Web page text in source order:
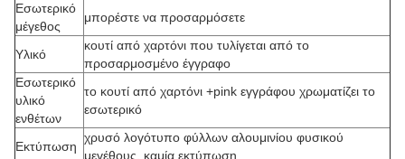
Εσωτερικό
μέγεθος
μπορέστε να προσαρμόσετε
Υλικό
κουτί από χαρτόνι που τυλίγεται από το
προσαρμοσμένο έγγραφο
Εσωτερικό
υλικό
ενθέτων
το κουτί από χαρτόνι +pink εγγράφου χρωματίζει το
εσωτερικό
Εκτύπωση
χρυσό λογότυπο φύλλων αλουμινίου φυσικού
μεγέθους, καμία εκτύπωση